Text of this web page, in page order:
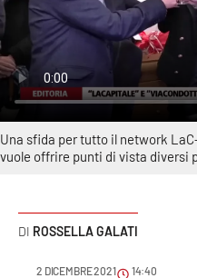
Italia Mondo
Sanità
Sport
Cultura
Podcast
Meteo
Una sfida per tutto il network
vuole offrire punti di vista diversi
ROSSELLA GALATI
2 DICEMBRE 2021 14:40